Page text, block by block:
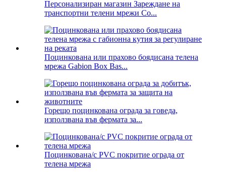
Персонализиран магазин Зареждане на
транспортни телени мрежи Co...
Поцинкована или прахово боядисана телена
мрежа Gabion Box Bas...
Горещо поцинкована ограда за говеда,
използвана във фермата за...
Поцинкована/с PVC покритие ограда от
телена мрежа